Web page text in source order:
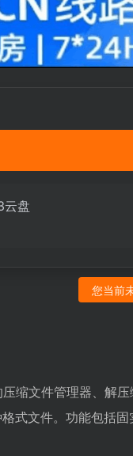
云盘
您当前
缩文件管理器、解
式文件。功能包括